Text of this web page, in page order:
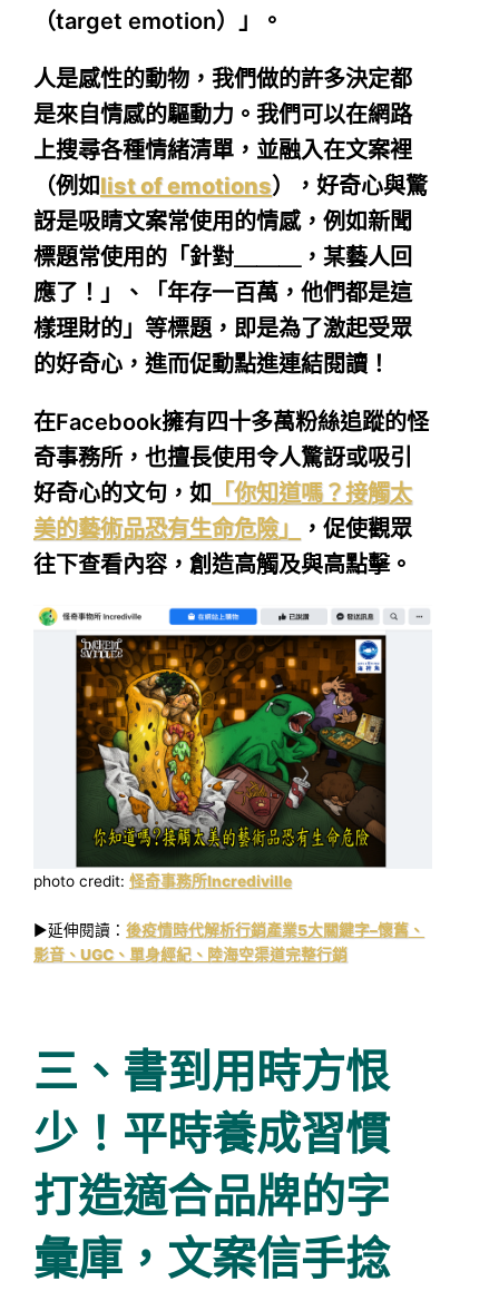
（target emotion）」。
人是感性的動物，我們做的許多決定都
是來自情感的驅動力。我們可以在網路
上搜尋各種情緒清單，並融入在文案裡
（例如list of emotions），好奇心與驚
訝是吸睛文案常使用的情感，例如新聞
標題常使用的「針對＿＿＿，某藝人回
應了！」、「年存一百萬，他們都是這
樣理財的」等標題，即是為了激起受眾
的好奇心，進而促動點進連結閱讀！
在Facebook擁有四十多萬粉絲追蹤的怪
奇事務所，也擅長使用令人驚訝或吸引
好奇心的文句，如
「你知道嗎？接觸太
美的藝術品恐有生命危險」
，促使觀眾
往下查看內容，創造高觸及與高點擊。
photo credit: 怪奇事務所Incrediville
►延伸閱讀： 後疫情時代解析行銷產業5大關鍵字–懷舊、
影音、UGC、單身經紀、陸海空渠道完整行銷
三、書到用時方恨
少！平時養成習慣
打造適合品牌的字
彙庫，文案信手捻